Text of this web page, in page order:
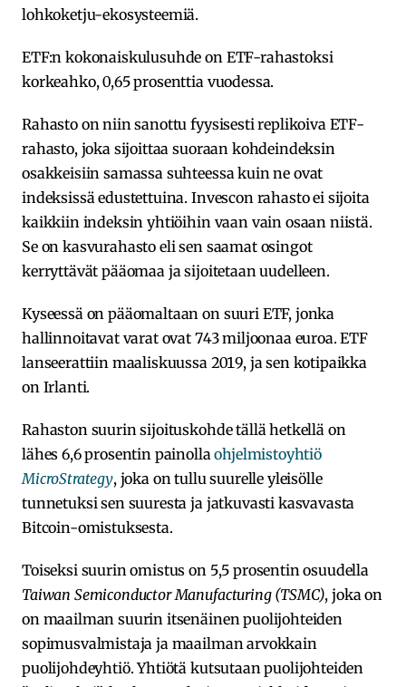
lohkoketju-ekosysteemiä.
ETF:n kokonaiskulusuhde on ETF-rahastoksi
korkeahko, 0,65 prosenttia vuodessa.
Rahasto on niin sanottu fyysisesti replikoiva ETF-
rahasto, joka sijoittaa suoraan kohdeindeksin
osakkeisiin samassa suhteessa kuin ne ovat
indeksissä edustettuina. Invescon rahasto ei sijoita
kaikkiin indeksin yhtiöihin vaan vain osaan niistä.
Se on kasvurahasto eli sen saamat osingot
kerryttävät pääomaa ja sijoitetaan uudelleen.
Kyseessä on pääomaltaan on suuri ETF, jonka
hallinnoitavat varat ovat 743 miljoonaa euroa. ETF
lanseerattiin maaliskuussa 2019, ja sen kotipaikka
on Irlanti.
Rahaston suurin sijoituskohde tällä hetkellä on
lähes 6,6 prosentin painollaohjelmistoyhtiö
MicroStrategy, joka on tullu suurelle yleisölle
tunnetuksi sen suuresta ja jatkuvasti kasvavasta
Bitcoin-omistuksesta.
Toiseksi suurin omistus on 5,5 prosentin osuudella
Taiwan Semiconductor Manufacturing (TSMC), joka on
on maailman suurin itsenäinen puolijohteiden
sopimusvalmistaja ja maailman arvokkain
puolijohdeyhtiö. Yhtiötä kutsutaan puolijohteiden